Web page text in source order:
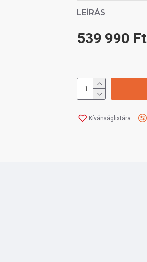
LEÍRÁS
539 990 Ft
Kívánságlistára